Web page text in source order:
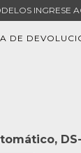
INGRESE
DE